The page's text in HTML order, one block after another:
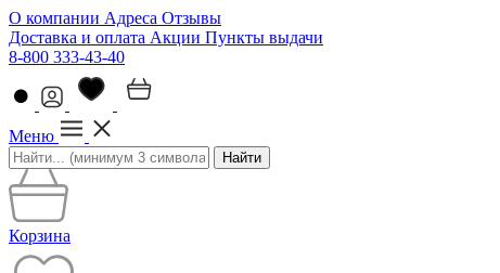
О компании Адреса Отзывы
Доставка и оплата Акции Пункты выдачи
8-800 333-43-40
Меню
Найти
Корзина